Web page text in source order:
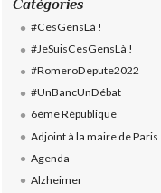
Catégories
#CesGensLà !
#JeSuisCesGensLà !
#RomeroDepute2022
#UnBancUnDébat
6ème République
Adjoint à la maire de Paris
Agenda
Alzheimer